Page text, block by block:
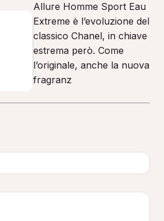
Allure Homme Sport Eau
Extreme è l’evoluzione del
classico Chanel, in chiave
estrema però. Come
l’originale, anche la nuova
fragranz